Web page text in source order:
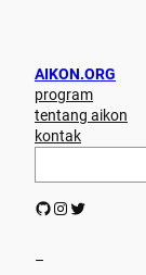
content
AIKON.ORG
program
tentang aikon
kontak
r
h
GitHub Instagram Twitter
–